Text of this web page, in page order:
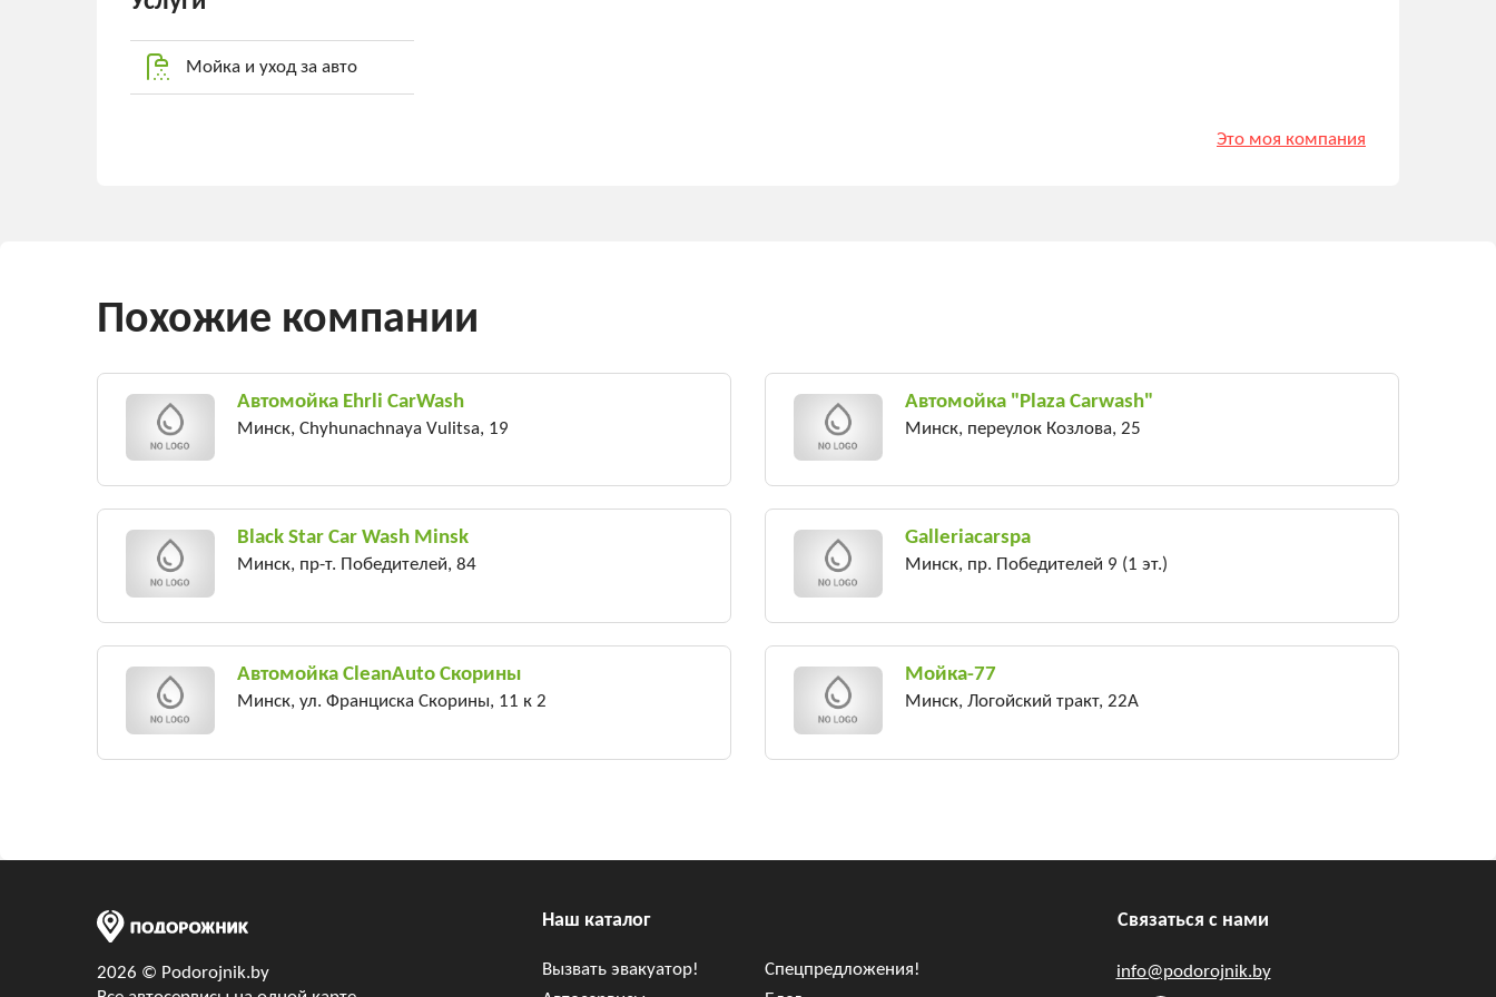
Мойка и уход за авто
Это моя компания
Похожие компании
Автомойка Ehrli CarWash
Минск, Chyhunachnaya Vulitsa, 19
Автомойка "Plaza Carwash"
Минск, переулок Козлова, 25
Black Star Car Wash Minsk
Минск, пр-т. Победителей, 84
Galleriacarspa
Минск, пр. Победителей 9 (1 эт.)
Автомойка CleanAuto Скорины
Минск, ул. Франциска Скорины, 11 к 2
Мойка-77
Минск, Логойский тракт, 22A
2026 © Podorojnik.by
Наш каталог
Вызвать эвакуатор!
Спецпредложения!
Связаться с нами
info@podorojnik.by